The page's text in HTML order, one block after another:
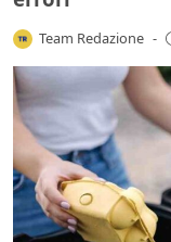
Team Redazione -